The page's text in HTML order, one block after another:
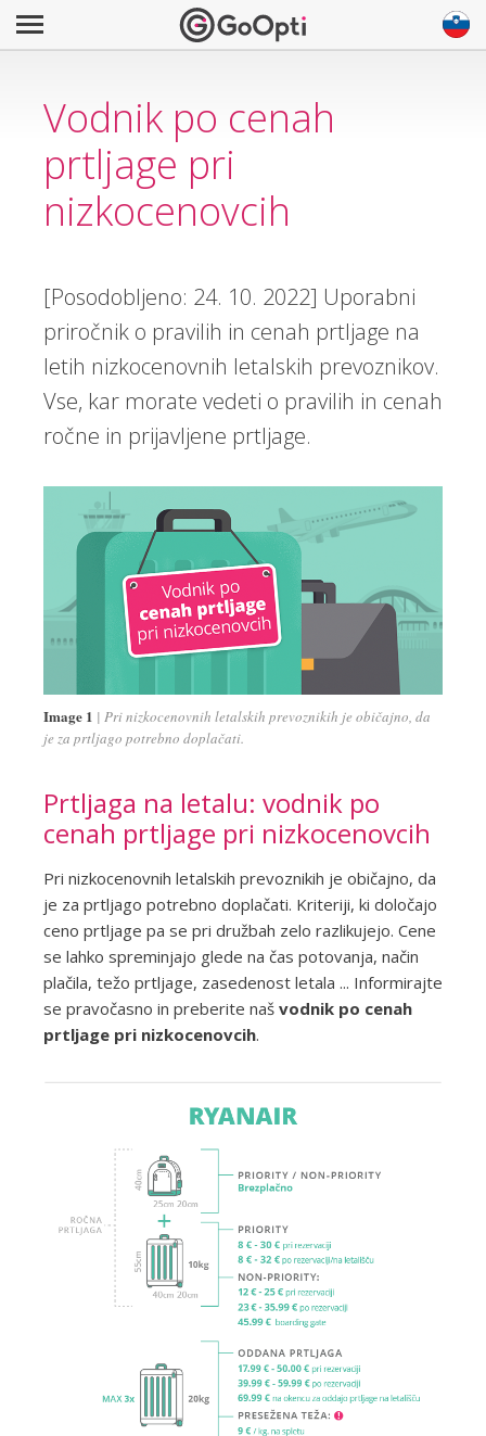
Vodnik po cenah
prtljage pri
nizkocenovcih
[Posodobljeno: 24. 10. 2022] Uporabni
priročnik o pravilih in cenah prtljage na
letih nizkocenovnih letalskih prevoznikov.
Vse, kar morate vedeti o pravilih in cenah
ročne in prijavljene prtljage.
Image 1
Pri nizkocenovnih letalskih prevoznikih je običajno, da
je za prtljago potrebno doplačati.
Prtljaga na letalu: vodnik po
cenah prtljage pri nizkocenovcih
Pri nizkocenovnih letalskih prevoznikih je običajno, da
je za prtljago potrebno doplačati. Kriteriji, ki določajo
ceno prtljage pa se pri družbah zelo razlikujejo. Cene
se lahko spreminjajo glede na čas potovanja, način
plačila, težo prtljage, zasedenost letala ... Informirajte
se pravočasno in preberite naš vodnik po cenah
prtljage pri nizkocenovcih.